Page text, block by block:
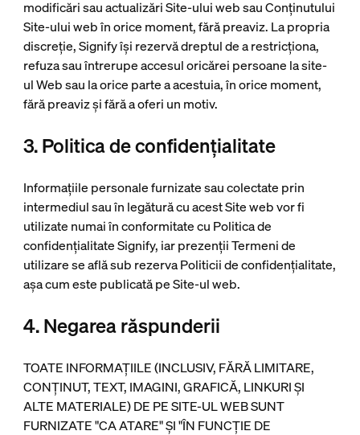
modificări sau actualizări Site-ului web sau Conținutului
Site-ului web în orice moment, fără preaviz. La propria
discreție, Signify își rezervă dreptul de a restricționa,
refuza sau întrerupe accesul oricărei persoane la site-
ul Web sau la orice parte a acestuia, în orice moment,
fără preaviz și fără a oferi un motiv.
3. Politica de confidențialitate
Informațiile personale furnizate sau colectate prin
intermediul sau în legătură cu acest Site web vor fi
utilizate numai în conformitate cu Politica de
confidențialitate Signify, iar prezenții Termeni de
utilizare se află sub rezerva Politicii de confidențialitate,
așa cum este publicată pe Site-ul web.
4. Negarea răspunderii
TOATE INFORMAȚIILE (INCLUSIV, FĂRĂ LIMITARE,
CONȚINUT, TEXT, IMAGINI, GRAFICĂ, LINKURI ȘI
ALTE MATERIALE) DE PE SITE-UL WEB SUNT
FURNIZATE "CA ATARE" ȘI "ÎN FUNCȚIE DE